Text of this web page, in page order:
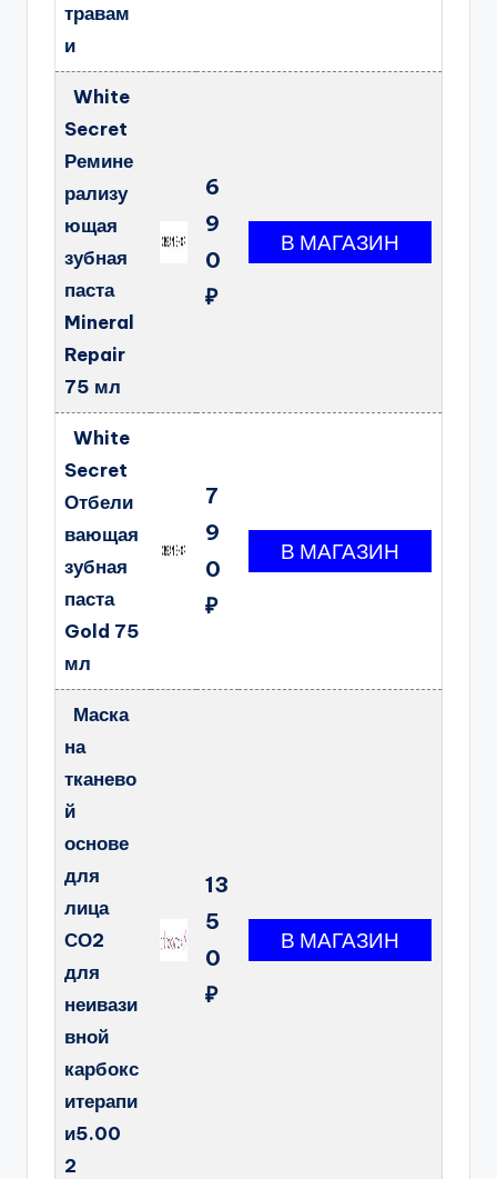
травам
и
White
Secret
Ремине
рализу
ющая
зубная
паста
Mineral
Repair
75 мл
6
9
0
₽
White
Secret
Отбели
вающая
зубная
паста
Gold 75
мл
7
9
0
₽
Маска
на
тканево
й
основе
для
лица
СО2
для
неивази
вной
карбокс
итерапи
и5.00
2
13
5
0
₽